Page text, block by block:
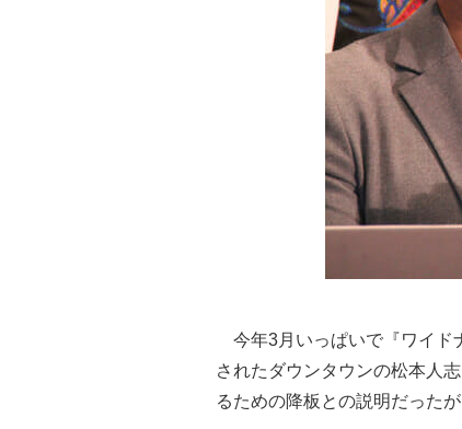
今年3月いっぱいで『ワイド
されたダウンタウンの松本人
るための降板との説明だった